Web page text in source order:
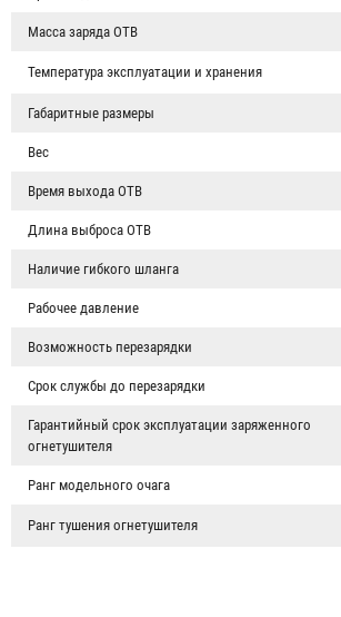
Масса заряда ОТВ
Температура эксплуатации и хранения
Габаритные размеры
Вес
Время выхода ОТВ
Длина выброса ОТВ
Наличие гибкого шланга
Рабочее давление
Возможность перезарядки
Срок службы до перезарядки
Гарантийный срок эксплуатации заряженного
огнетушителя
Ранг модельного очага
Ранг тушения огнетушителя